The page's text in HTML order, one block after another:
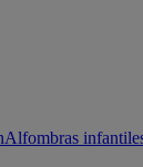
Alfombras